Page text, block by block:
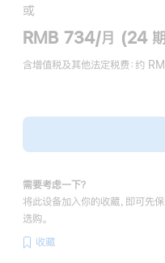
或
RMB 734/月 (24
含增值税及其他法定税费 ：约
需要考虑一下？
将此设备加入你的收藏，即可先
选购。
收藏